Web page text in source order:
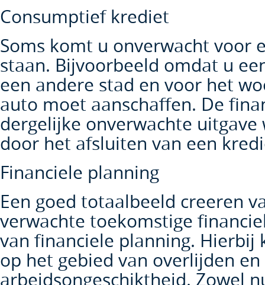
Consumptief krediet
Soms komt u onverwacht voor
staan. Bijvoorbeeld omdat u
een andere stad en voor het
auto moet aanschaffen. De
dergelijke onverwachte uitgave
door het afsluiten van een
Financiele planning
Een goed totaalbeeld creeren
verwachte toekomstige
van financiele planning. Hierbij
op het gebied van overlijden en
arbeidsongeschiktheid. Zowel